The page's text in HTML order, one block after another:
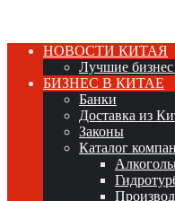
НОВОСТИ КИТАЯ
Лучшие
БИЗНЕС В КИТАЕ
Банки
Доставка из
Законы
Каталог